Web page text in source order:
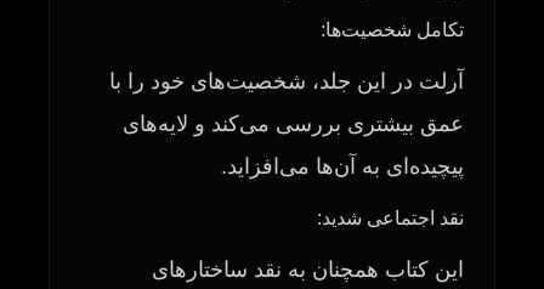
تکامل شخصیت‌ها:
آرلت در این جلد، شخصیت‌های خود را با
عمق بیشتری بررسی می‌کند و لایه‌های
پیچیده‌ای به آن‌ها می‌افزاید.
نقد اجتماعی شدید:
این کتاب همچنان به نقد ساختارهای